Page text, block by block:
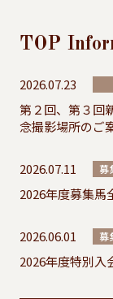
TOP
2026.07.23
第２回、第３回
念撮影場所のご
2026.07.11 募
2026年度募集馬
2026.06.01 募
2026年度特別入